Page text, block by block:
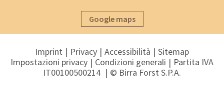
Google maps
Imprint Privacy Accessibilità
Sitemap
Impostazioni privacy
Condizioni generali
Partita IVA
IT00100500214
© Birra Forst S.P.A.